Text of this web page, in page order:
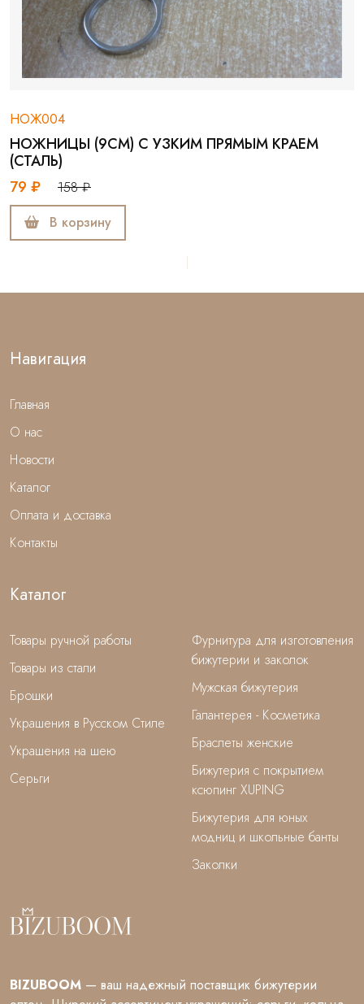
НОЖ004
НОЖНИЦЫ (9СМ) С УЗКИМ ПРЯМЫМ КРАЕМ
(СТАЛЬ)
79 ₽
158 ₽
В корзину
Навигация
Главная
О нас
Новости
Каталог
Оплата и доставка
Контакты
Каталог
Товары ручной работы
Товары из стали
Брошки
Украшения в Русском Стиле
Украшения на шею
Серьги
Фурнитура для изготовления
бижутерии и заколок
Мужская бижутерия
Галантерея - Косметика
Браслеты женские
Бижутерия с покрытием
ксюпинг XUPING
Бижутерия для юных
модниц и школьные банты
Заколки
BIZUBOOM — ваш надежный поставщик бижутерии